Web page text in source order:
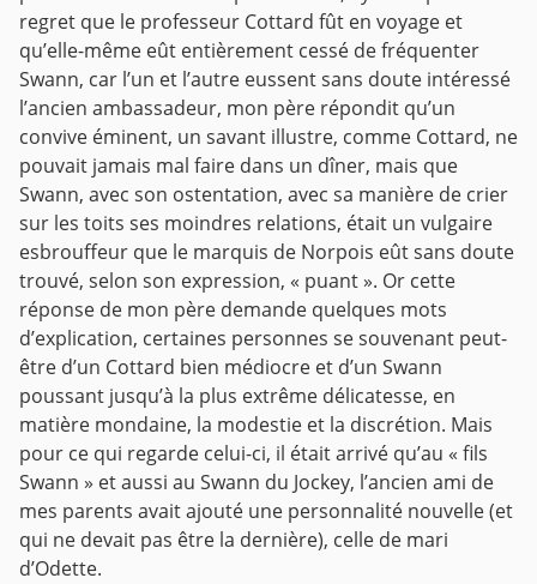
regret que le professeur Cottard fût en voyage et
qu’elle-même eût entièrement cessé de fréquenter
Swann, car l’un et l’autre eussent sans doute intéressé
l’ancien ambassadeur, mon père répondit qu’un
convive éminent, un savant illustre, comme Cottard, ne
pouvait jamais mal faire dans un dîner, mais que
Swann, avec son ostentation, avec sa manière de crier
sur les toits ses moindres relations, était un vulgaire
esbrouffeur que le marquis de Norpois eût sans doute
trouvé, selon son expression, « puant ». Or cette
réponse de mon père demande quelques mots
d’explication, certaines personnes se souvenant peut-
être d’un Cottard bien médiocre et d’un Swann
poussant jusqu’à la plus extrême délicatesse, en
matière mondaine, la modestie et la discrétion. Mais
pour ce qui regarde celui-ci, il était arrivé qu’au « fils
Swann » et aussi au Swann du Jockey, l’ancien ami de
mes parents avait ajouté une personnalité nouvelle (et
qui ne devait pas être la dernière), celle de mari
d’Odette.